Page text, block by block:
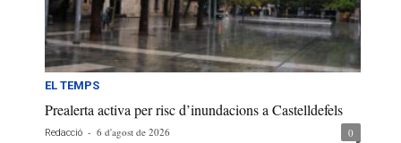
EL TEMPS
Prealerta activa per risc d’inundacions a Castelldefels
Redacció - 6 d'agost de 2026 0